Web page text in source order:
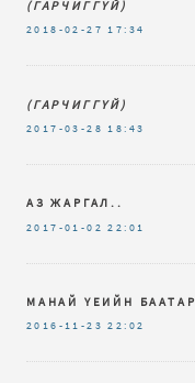
(ГАРЧИГГҮЙ)
2018-02-27 17:34
(ГАРЧИГГҮЙ)
2017-03-28 18:43
АЗ ЖАРГАЛ..
2017-01-02 22:01
МАНАЙ ҮЕИЙН БААТАР
2016-11-23 22:02